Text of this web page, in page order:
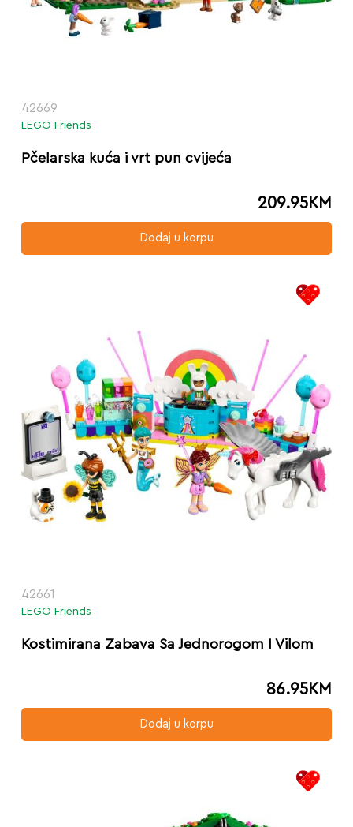
42669
LEGO Friends
Pčelarska kuća i vrt pun cvijeća
209.95KM
Dodaj u korpu
42661
LEGO Friends
Kostimirana Zabava Sa Jednorogom I Vilom
86.95KM
Dodaj u korpu